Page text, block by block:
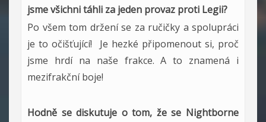
jsme všichni táhli za jeden provaz proti Legii?
Po všem tom držení se za ručičky a spolupráci
je to očišťující! Je hezké připomenout si, proč
jsme hrdí na naše frakce. A to znamená i
mezifrakční boje!
Hodně se diskutuje o tom, že se Nightborne